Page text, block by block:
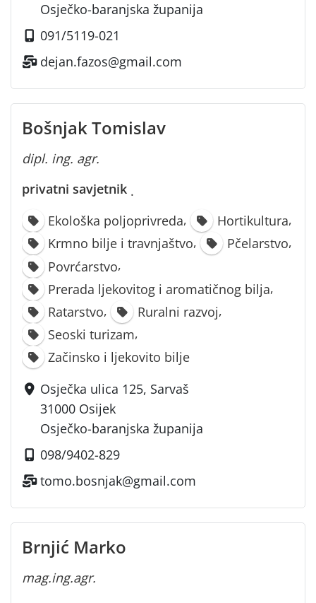
Osječko-baranjska županija
091/5119-021
dejan.fazos@gmail.com
Bošnjak Tomislav
dipl. ing. agr.
privatni savjetnik ·
Ekološka poljoprivreda, Hortikultura,
Krmno bilje i travnjaštvo, Pčelarstvo,
Povrćarstvo,
Prerada ljekovitog i aromatičnog bilja,
Ratarstvo, Ruralni razvoj,
Seoski turizam,
Začinsko i ljekovito bilje
Osječka ulica 125, Sarvaš
31000 Osijek
Osječko-baranjska županija
098/9402-829
tomo.bosnjak@gmail.com
Brnjić Marko
mag.ing.agr.